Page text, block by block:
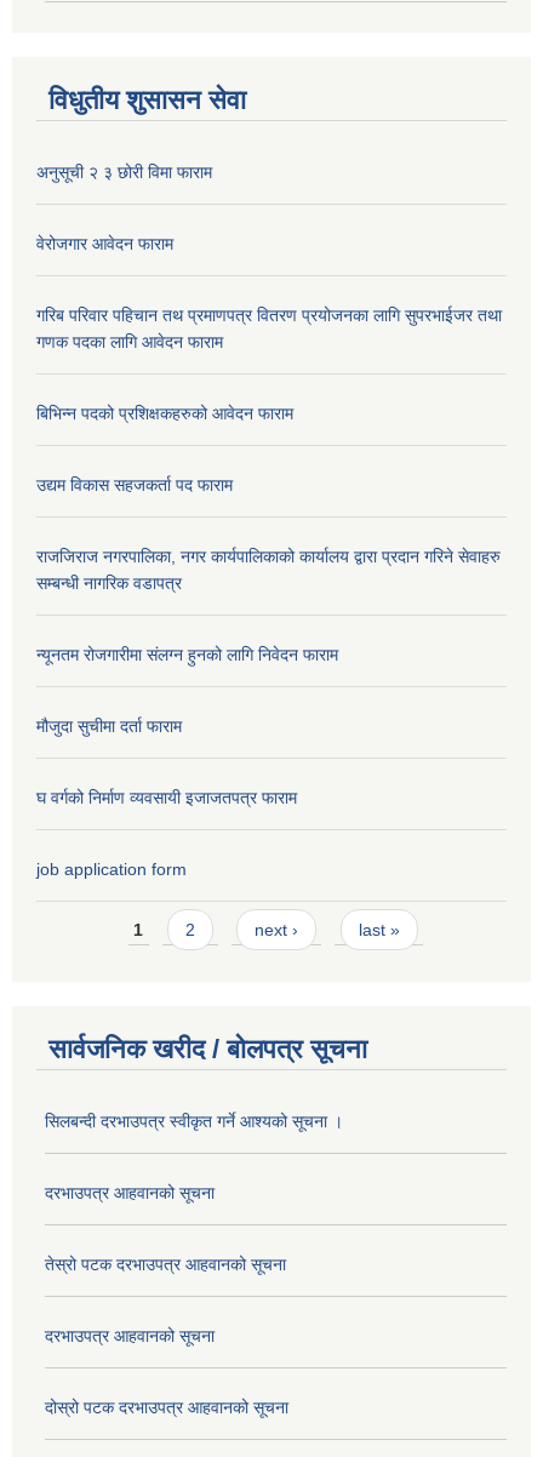
विधुतीय शुसासन सेवा
अनुसूची २ ३ छोरी विमा फाराम
वेरोजगार आवेदन फाराम
गरिब परिवार पहिचान तथ प्रमाणपत्र वितरण प्रयोजनका लागि सुपरभाईजर तथा
गणक पदका लागि आवेदन फाराम
बिभिन्न पदको प्रशिक्षकहरुको आवेदन फाराम
उद्यम विकास सहजकर्ता पद फाराम
राजजिराज नगरपालिका, नगर कार्यपालिकाको कार्यालय द्वारा प्रदान गरिने सेवाहरु
सम्बन्धी नागरिक वडापत्र
न्यूनतम रोजगारीमा संलग्न हुनको लागि निवेदन फाराम
मौजुदा सुचीमा दर्ता फाराम
घ वर्गको निर्माण व्यवसायी इजाजतपत्र फाराम
job application form
Pages1 2 next › last »
सार्वजनिक खरीद / बोलपत्र सूचना
सिलबन्दी दरभाउपत्र स्वीकृत गर्ने आश्यको सूचना ।
दरभाउपत्र आहवानको सूचना
तेस्रो पटक दरभाउपत्र आहवानको सूचना
दरभाउपत्र आहवानको सूचना
दोस्रो पटक दरभाउपत्र आहवानको सूचना